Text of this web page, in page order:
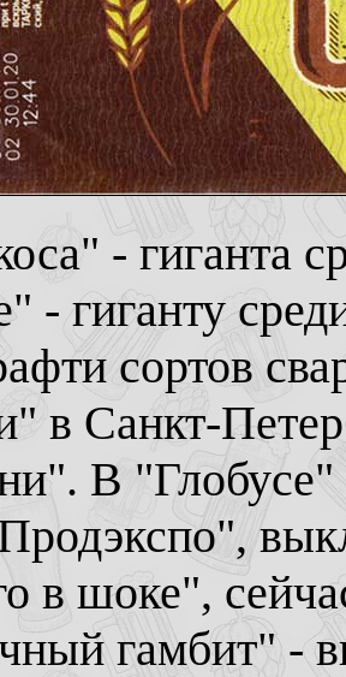
- гиганта
- гиганту
сортов
в Санкт-
В "Глобусе"
в шоке",
гамбит" -